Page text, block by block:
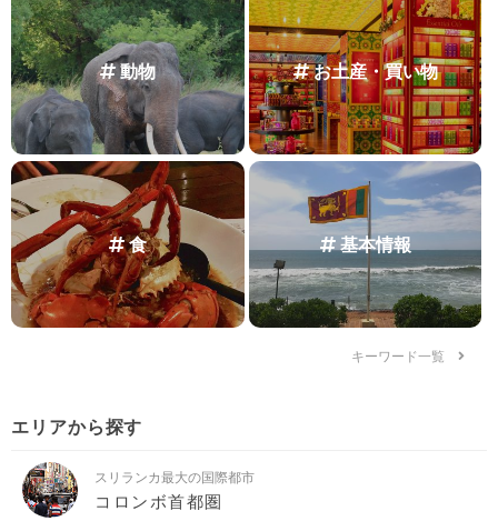
動物 お土産・買い物
食 基本情報
キーワード一覧
エリアから探す
スリランカ最大の国際都市
コロンボ首都圏